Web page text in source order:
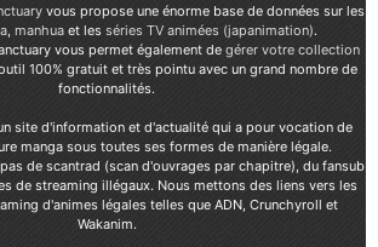
vous propose une énorme base de données sur les
, manhuaet les séries TV animées (japanimation).
vous permet également de gérer votre collection
100% gratuit et très pointu avec un grand nombre de
fonctionnalités.
site d'information et d'actualité qui a pour vocation de
manga sous toutes ses formes de manière légale.
de scantrad (scan d'ouvrages par chapitre), du fansub
de streaming illégaux. Nous mettons des liens vers les
d'animes légales telles que ADN, Crunchyroll et
Wakanim.